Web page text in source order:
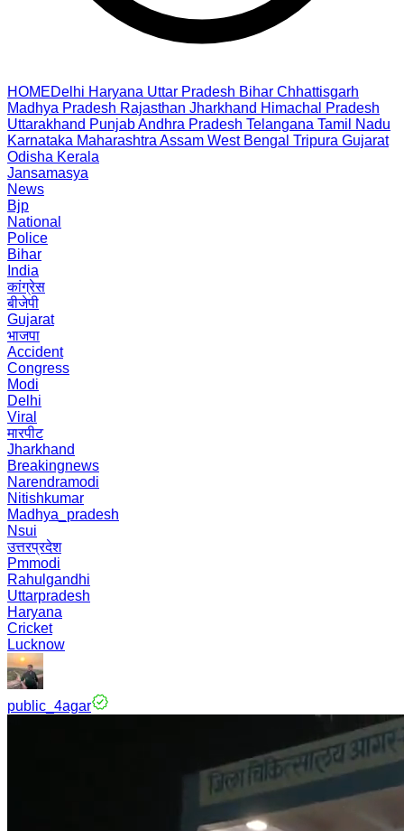
HOMEDelhi Haryana Uttar Pradesh Bihar Chhattisgarh
Madhya Pradesh Rajasthan Jharkhand Himachal Pradesh
Uttarakhand PunjabAndhra Pradesh Telangana Tamil Nadu
Karnataka Maharashtra Assam West Bengal Tripura Gujarat
Odisha Kerala
Jansamasya
News
Bjp
National
Police
Bihar
India
कांग्रेस
बीजेपी
Gujarat
भाजपा
Accident
Congress
Modi
Delhi
Viral
मारपीट
Jharkhand
Breakingnews
Narendramodi
Nitishkumar
Madhya_pradesh
Nsui
उत्तरप्रदेश
Pmmodi
Rahulgandhi
Uttarpradesh
Haryana
Cricket
Lucknow
public_4agar